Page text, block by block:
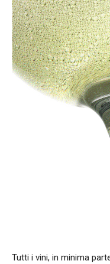
Tutti i vini, in minima